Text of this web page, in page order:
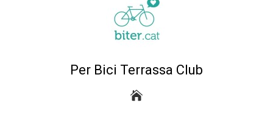
Per Bici Terrassa Club